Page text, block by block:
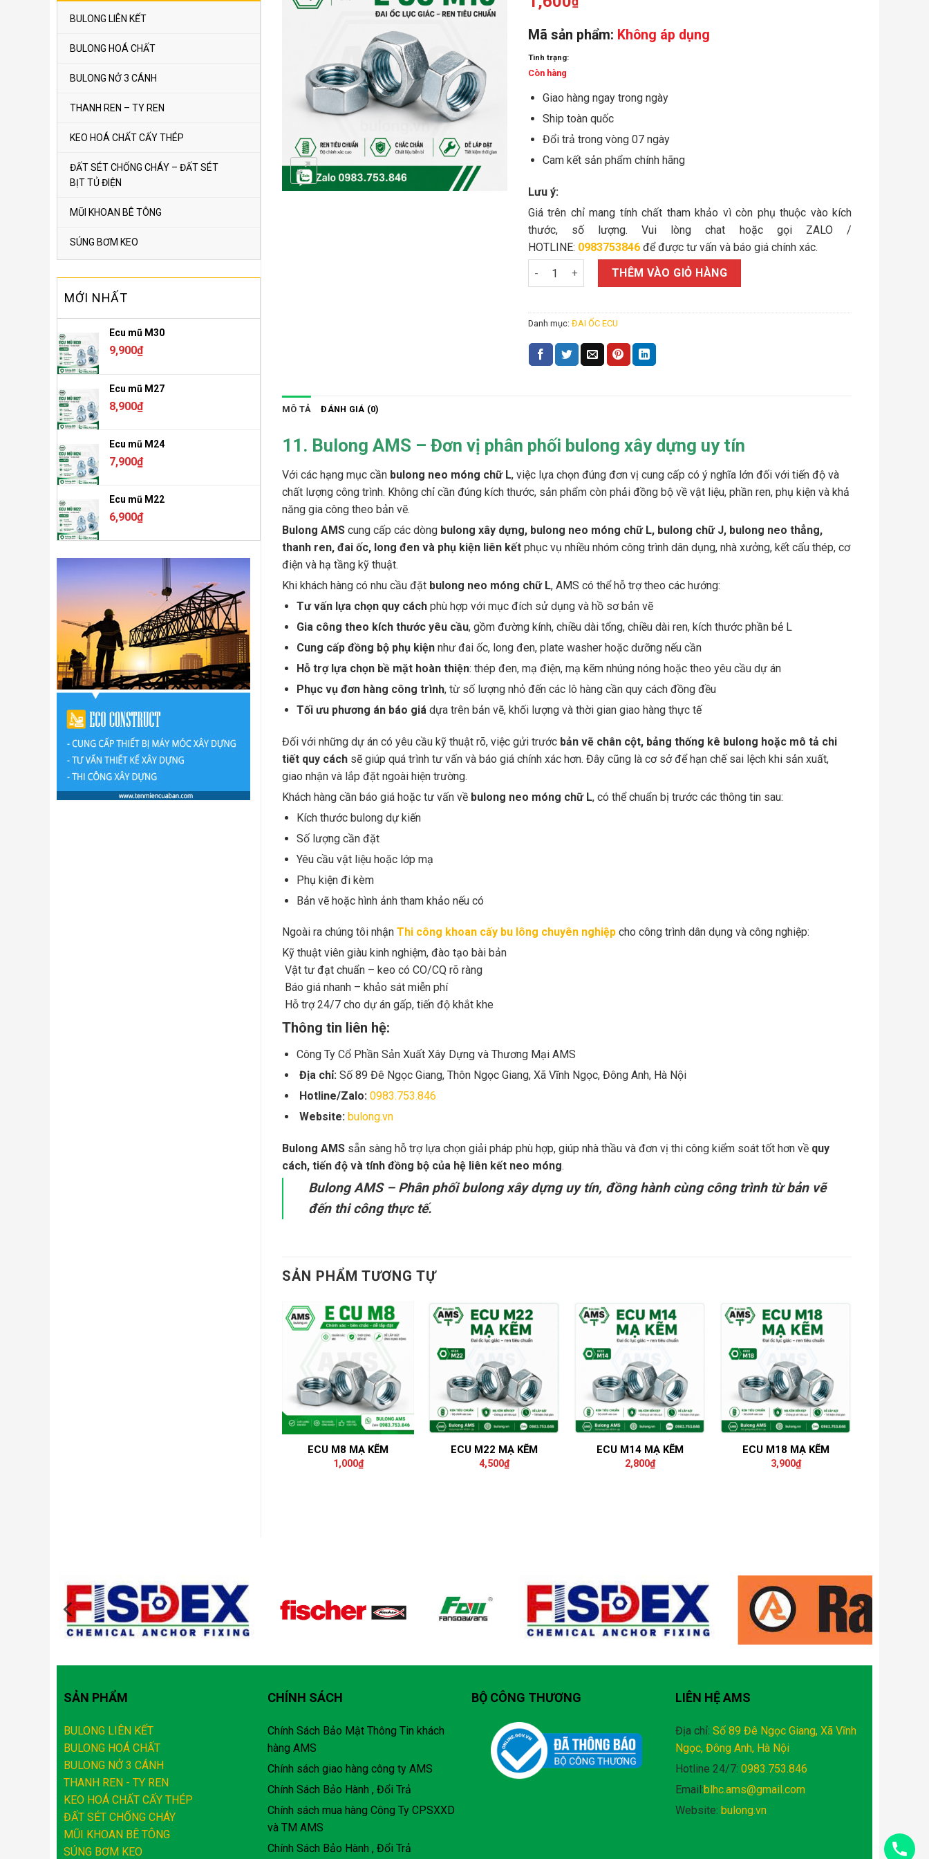
BULONG LIÊN KẾT
BULONG HOÁ CHẤT
BULONG NỞ 3 CÁNH
THANH REN – TY REN
KEO HOÁ CHẤT CẤY THÉP
ĐẤT SÉT CHỐNG CHÁY – ĐẤT SÉT
BỊT TỦ ĐIỆN
MŨI KHOAN BÊ TÔNG
SÚNG BƠM KEO
MỚI NHẤT
Ecu mũ M30
9,900₫
Ecu mũ M27
8,900₫
Ecu mũ M24
7,900₫
Ecu mũ M22
6,900₫
Mã sản phẩm: Không áp dụng
Tình trạng:
Còn hàng
Giao hàng ngay trong ngày
Ship toàn quốc
Đổi trả trong vòng 07 ngày
Cam kết sản phẩm chính hãng
Lưu ý:
Giá trên chỉ mang tính chất tham khảo vì còn phụ thuộc vào kích
thước, số lượng. Vui lòng chat hoặc gọi ZALO /
HOTLINE: 0983753846để được tư vấn và báo giá chính xác.
Ecu M10 mạ kẽm số lượngTHÊM VÀO GIỎ HÀNG
Danh mục: ĐAI ỐC ECU
MÔ TẢ ĐÁNH GIÁ (0)
11. Bulong AMS – Đơn vị phân phối bulong xây dựng uy tín
Với các hạng mục cần bulong neo móng chữ L, việc lựa chọn đúng đơn vị cung cấp có ý nghĩa lớn đối với tiến độ và
chất lượng công trình. Không chỉ cần đúng kích thước, sản phẩm còn phải đồng bộ về vật liệu, phần ren, phụ kiện và khả
năng gia công theo bản vẽ.
Bulong AMS cung cấp các dòng bulong xây dựng, bulong neo móng chữ L, bulong chữ J, bulong neo thẳng,
thanh ren, đai ốc, long đen và phụ kiện liên kết phục vụ nhiều nhóm công trình dân dụng, nhà xưởng, kết cấu thép, cơ
điện và hạ tầng kỹ thuật.
Khi khách hàng có nhu cầu đặt bulong neo móng chữ L, AMS có thể hỗ trợ theo các hướng:
Tư vấn lựa chọn quy cáchphù hợp với mục đích sử dụng và hồ sơ bản vẽ
Gia công theo kích thước yêu cầu, gồm đường kính, chiều dài tổng, chiều dài ren, kích thước phần bẻ L
Cung cấp đồng bộ phụ kiệnnhư đai ốc, long đen, plate washer hoặc dưỡng nếu cần
Hỗ trợ lựa chọn bề mặt hoàn thiện: thép đen, mạ điện, mạ kẽm nhúng nóng hoặc theo yêu cầu dự án
Phục vụ đơn hàng công trình, từ số lượng nhỏ đến các lô hàng cần quy cách đồng đều
Tối ưu phương án báo giá dựa trên bản vẽ, khối lượng và thời gian giao hàng thực tế
Đối với những dự án có yêu cầu kỹ thuật rõ, việc gửi trước bản vẽ chân cột, bảng thống kê bulong hoặc mô tả chi
tiết quy cách sẽ giúp quá trình tư vấn và báo giá chính xác hơn. Đây cũng là cơ sở để hạn chế sai lệch khi sản xuất,
giao nhận và lắp đặt ngoài hiện trường.
Khách hàng cần báo giá hoặc tư vấn về bulong neo móng chữ L, có thể chuẩn bị trước các thông tin sau:
Kích thước bulong dự kiến
Số lượng cần đặt
Yêu cầu vật liệu hoặc lớp mạ
Phụ kiện đi kèm
Bản vẽ hoặc hình ảnh tham khảo nếu có
Ngoài ra chúng tôi nhận Thi công khoan cấy bu lông chuyên nghiệp cho công trình dân dụng và công nghiệp:
Kỹ thuật viên giàu kinh nghiệm, đào tạo bài bản
Vật tư đạt chuẩn – keo có CO/CQ rõ ràng
Báo giá nhanh – khảo sát miễn phí
Hỗ trợ 24/7 cho dự án gấp, tiến độ khắt khe
Thông tin liên hệ:
Công Ty Cổ Phần Sản Xuất Xây Dựng và Thương Mại AMS
Địa chỉ:Số 89 Đê Ngọc Giang, Thôn Ngọc Giang, Xã Vĩnh Ngọc, Đông Anh, Hà Nội
Hotline/Zalo: 0983.753.846
Website: bulong.vn
Bulong AMS sẵn sàng hỗ trợ lựa chọn giải pháp phù hợp, giúp nhà thầu và đơn vị thi công kiểm soát tốt hơn về quy
cách, tiến độ và tính đồng bộ của hệ liên kết neo móng.
Bulong AMS – Phân phối bulong xây dựng uy tín, đồng hành cùng công trình từ bản vẽ
đến thi công thực tế.
SẢN PHẨM TƯƠNG TỰ
ECU M8 MẠ KẼM
1,000₫
ECU M22 MẠ KẼM
4,500₫
ECU M14 MẠ KẼM
2,800₫
ECU M18 MẠ KẼM
3,900₫
SẢN PHẨM
BULONG LIÊN KẾT
BULONG HOÁ CHẤT
BULONG NỞ 3 CÁNH
THANH REN - TY REN
KEO HOÁ CHẤT CẤY THÉP
ĐẤT SÉT CHỐNG CHÁY
MŨI KHOAN BÊ TÔNG
SÚNG BƠM KEO
CHÍNH SÁCH
Chính Sách Bảo Mật Thông Tin khách
hàng AMS
Chính sách giao hàng công ty AMS
Chính Sách Bảo Hành , Đổi Trả
Chính sách mua hàng Công Ty CPSXXD
và TM AMS
Chính Sách Bảo Hành , Đổi Trả
BỘ CÔNG THƯƠNG LIÊN HỆ AMS
Địa chỉ: Số 89 Đê Ngọc Giang, Xã Vĩnh
Ngọc, Đông Anh, Hà Nội
Hotline 24/7: 0983.753.846
Email:blhc.ams@gmail.com
Website: bulong.vn